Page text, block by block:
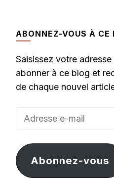
ABONNEZ-VOUS À CE
Saisissez votre
abonner à ce blog et
de chaque nouvel
Adresse
mail
Abonnez-vous